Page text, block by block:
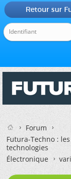
Retour sur
Forum
Futura-Techno :
technologies
Électronique